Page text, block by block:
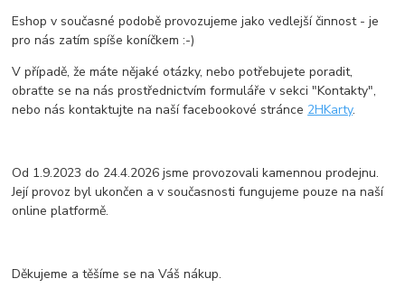
Eshop v současné podobě provozujeme jako vedlejší činnost - je
pro nás zatím spíše koníčkem :-)
V případě, že máte nějaké otázky, nebo potřebujete poradit,
obraťte se na nás prostřednictvím formuláře v sekci "Kontakty",
nebo nás kontaktujte na naší facebookové stránce 2HKarty.
Od 1.9.2023 do 24.4.2026 jsme provozovali kamennou prodejnu.
Její provoz byl ukončen a v současnosti fungujeme pouze na naší
online platformě.
Děkujeme a těšíme se na Váš nákup.